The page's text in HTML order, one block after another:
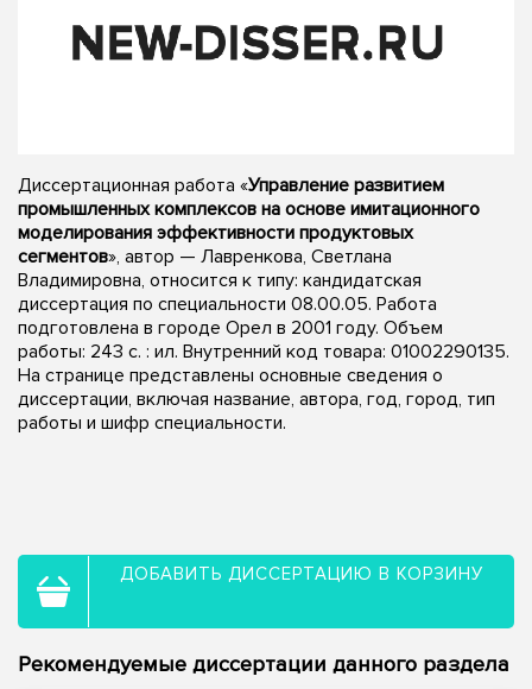
Диссертационная работа «Управление развитием
промышленных комплексов на основе имитационного
моделирования эффективности продуктовых
сегментов», автор — Лавренкова, Светлана
Владимировна, относится к типу: кандидатская
диссертация по специальности 08.00.05. Работа
подготовлена в городе Орел в 2001 году. Объем
работы: 243 с. : ил. Внутренний код товара: 01002290135.
На странице представлены основные сведения о
диссертации, включая название, автора, год, город, тип
работы и шифр специальности.
ДОБАВИТЬ ДИССЕРТАЦИЮ В КОРЗИНУ
Рекомендуемые диссертации данного раздела